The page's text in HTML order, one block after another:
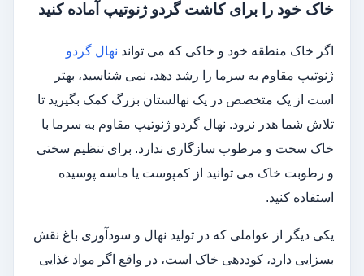
خاک خود را برای کاشت گردو ژنوتیپ آماده کنید
اگر خاک منطقه خود و خاکی که می تواند نهال گردو
ژنوتیپ مقاوم به سرما را رشد دهد، نمی شناسید، بهتر
است از یک متخصص در یک نهالستان بزرگ کمک بگیرید تا
تلاش شما هدر نرود. نهال گردو ژنوتیپ مقاوم به سرما با
خاک سخت و مرطوب سازگاری ندارد. برای تنظیم سختی
و رطوبت خاک می توانید از کمپوست یا ماسه پوسیده
استفاده کنید.
یکی دیگر از عواملی که در تولید نهال و سودآوری باغ نقش
بسزایی دارد، کوددهی خاک است، در واقع اگر مواد غذایی